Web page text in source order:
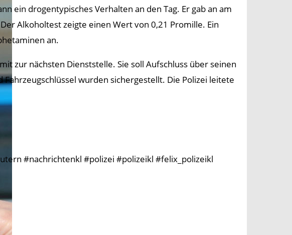
ein drogentypisches Verhalten an den Tag. Er gab an am
Alkoholtest zeigte einen Wert von 0,21 Promille. Ein
an.
zur nächsten Dienststelle. Sie soll Aufschluss über seinen
wurden sichergestellt. Die Polizei leitete
#nachrichtenkl #polizei #polizeikl #felix_polizeikl